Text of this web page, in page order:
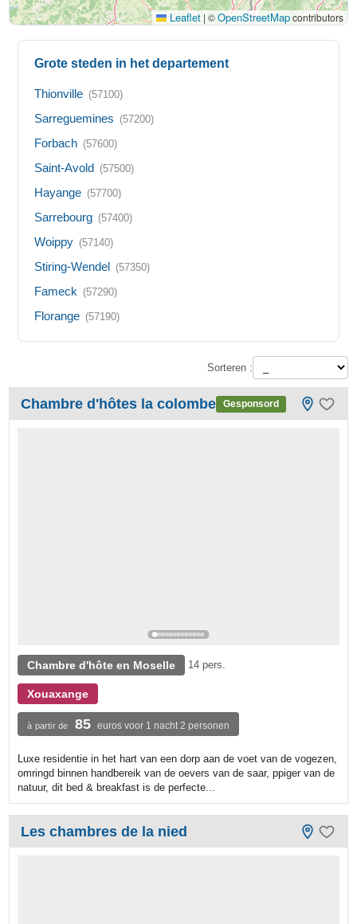
Leaflet | ©OpenStreetMapcontributors
Grote steden in het departement
Thionville (57100)
Sarreguemines (57200)
Forbach (57600)
Saint-Avold (57500)
Hayange (57700)
Sarrebourg (57400)
Woippy (57140)
Stiring-Wendel (57350)
Fameck (57290)
Florange (57190)
Sorteren :
Chambre d'hôtes la colombe Gesponsord
Chambre d'hôte en Moselle 14 pers.
Xouaxange
à partir de 85 euros voor 1 nacht 2 personen
Luxe residentie in het hart van een dorp aan de voet van de vogezen,
omringd binnen handbereik van de oevers van de saar, ppiger van de
natuur, dit bed & breakfast is de perfecte...
Les chambres de la nied